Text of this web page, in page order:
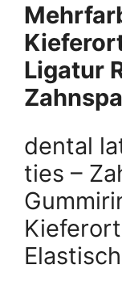
Ligatur
dental
ties –